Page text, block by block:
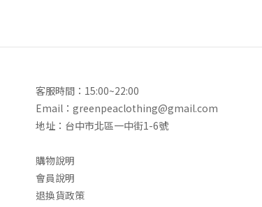
客服時間：15:00~22:00
Email：greenpeaclothing@gmail.com
地址：台中市北區一中街1-6號
購物說明
會員說明
退換貨政策